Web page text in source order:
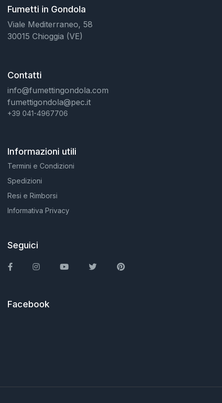
Fumetti in Gondola
Viale Mediterraneo, 58
30015 Chioggia (VE)
Contatti
info@fumettingondola.com
fumettigondola@pec.it
+39 041-4967706
Informazioni utili
Termini e Condizioni
Spedizioni
Resi e Rimborsi
Informativa Privacy
Seguici
FacebookInstagramYou TubeTwitter Pinterest
Facebook